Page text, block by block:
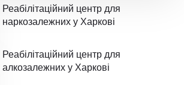
Реабілітаційний центр для
наркозалежних у Харкові
Реабілітаційний центр для
алкозалежних у Харкові